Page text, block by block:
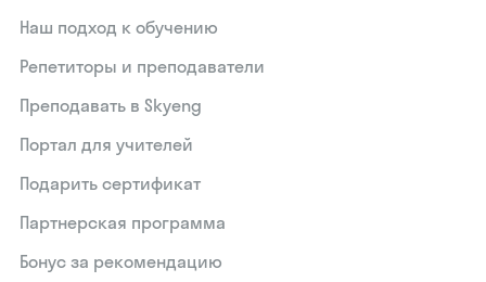
Наш подход к обучению
Репетиторы и преподаватели
Преподавать в Skyeng
Портал для учителей
Подарить сертификат
Партнерская программа
Бонус за рекомендацию